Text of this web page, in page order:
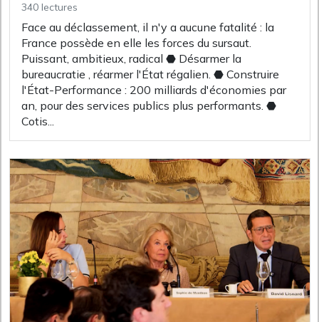
340 lectures
Face au déclassement, il n'y a aucune fatalité : la
France possède en elle les forces du sursaut.
Puissant, ambitieux, radical ⬣ Désarmer la
bureaucratie , réarmer l'État régalien. ⬣ Construire
l'État-Performance : 200 milliards d'économies par
an, pour des services publics plus performants. ⬣
Cotis...